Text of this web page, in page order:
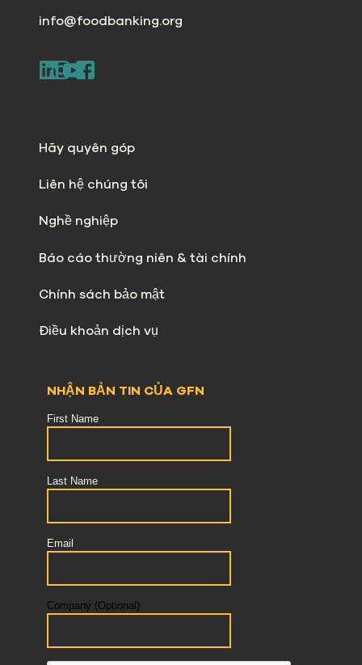
info@foodbanking.org
Hãy quyên góp
Liên hệ chúng tôi
Nghề nghiệp
Báo cáo thường niên & tài chính
Chính sách bảo mật
Điều khoản dịch vụ
NHẬN BẢN TIN CỦA GFN